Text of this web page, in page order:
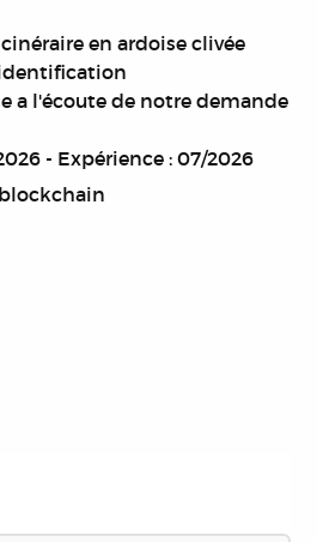
en ardoise clivée
a l'écoute de notre demande
- Expérience : 07/2026